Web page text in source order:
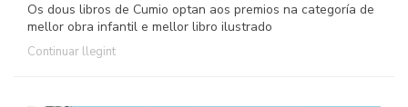
Os dous libros de Cumio optan aos premios na categoría de
mellor obra infantil e mellor libro ilustrado
Continuar llegint